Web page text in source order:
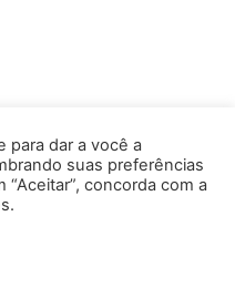
para dar a você a
suas preferências
concorda com a